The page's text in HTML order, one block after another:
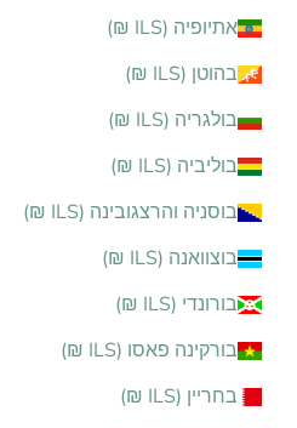
אתיופיה (ILS ₪)
בהוטן (ILS ₪)
בולגריה (ILS ₪)
בוליביה (ILS ₪)
בוסניה והרצגובינה (ILS ₪)
בוצוואנה (ILS ₪)
בורונדי (ILS ₪)
בורקינה פאסו (ILS ₪)
בחריין (ILS ₪)